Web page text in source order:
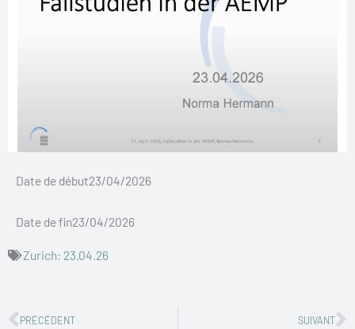
Date de début23/04/2026
Date de fin23/04/2026
Zurich: 23.04.26
Précédent
PRÉCÉDENT SUIVANT